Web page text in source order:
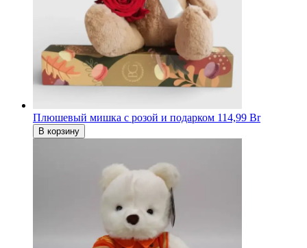
Плюшевый мишка с розой и подарком 114,99 Br
В корзину